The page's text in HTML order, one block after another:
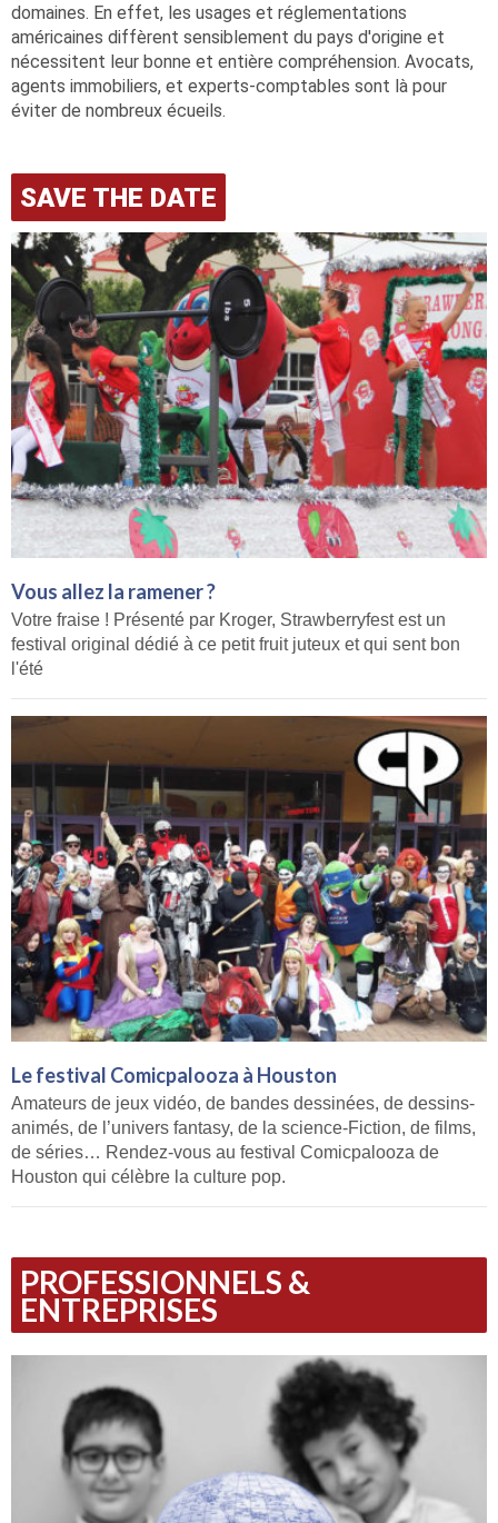
domaines. En effet, les usages et réglementations
américaines diffèrent sensiblement du pays d'origine et
nécessitent leur bonne et entière compréhension. Avocats,
agents immobiliers, et experts-comptables sont là pour
éviter de nombreux écueils.
SAVE THE DATE
Vous allez la ramener ?
Votre fraise ! Présenté par Kroger, Strawberryfest est un
festival original dédié à ce petit fruit juteux et qui sent bon
l'été
Le festival Comicpalooza à Houston
Amateurs de jeux vidéo, de bandes dessinées, de dessins-
animés, de l’univers fantasy, de la science-Fiction, de films,
de séries… Rendez-vous au festival Comicpalooza de
Houston qui célèbre la culture pop.
PROFESSIONNELS &
ENTREPRISES